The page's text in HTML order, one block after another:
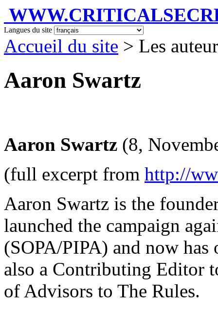
Langues du site
Accueil du site > Les
Aaron Swartz
Aaron Swartz (8,
(full excerpt from http://
Aaron Swartz is the
launched the campaign
(SOPA/PIPA) and now
also a Contributing Editor
of Advisors to The Rules.